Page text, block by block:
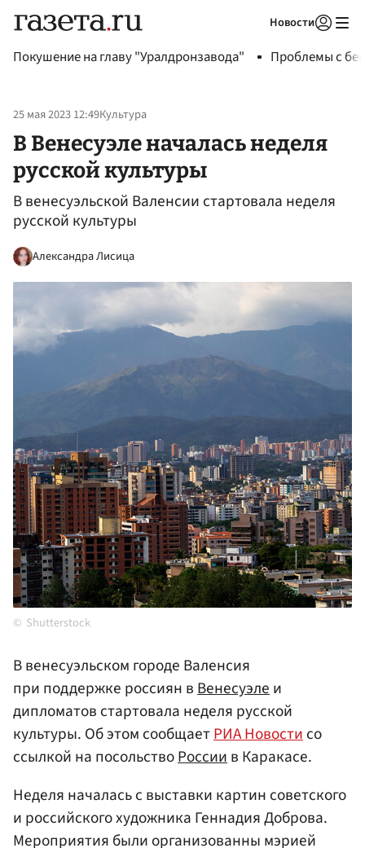
Новости
Покушение на главу "Уралдронзавода" Проблемы с
25 мая 2023 12:49Культура
В Венесуэле началась неделя
русской культуры
В венесуэльской Валенсии стартовала неделя
русской культуры
Александра Лисица
Shutterstock
В венесуэльском городе Валенсия
при поддержке россиян вВенесуэлеи
дипломатов стартовала неделя русской
культуры. Об этом сообщаетРИА Новостисо
ссылкой на посольствоРоссиив Каракасе.
Неделя началась с выставки картин советского
и российского художника Геннадия Доброва.
Мероприятия были организованны мэрией